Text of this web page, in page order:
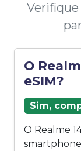
O
eSIM?
Sim,
O Realme